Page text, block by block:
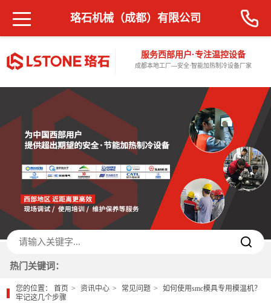
服务西部用户·专注温控设备
成都本地工厂—安全·智能加热制冷设备厂家
珞石机械（成都）有限公司
热门关键词：
您的位置：首页 资讯中心 常见问题
如何使用smc模具专用模温机？
牢记这几个步骤